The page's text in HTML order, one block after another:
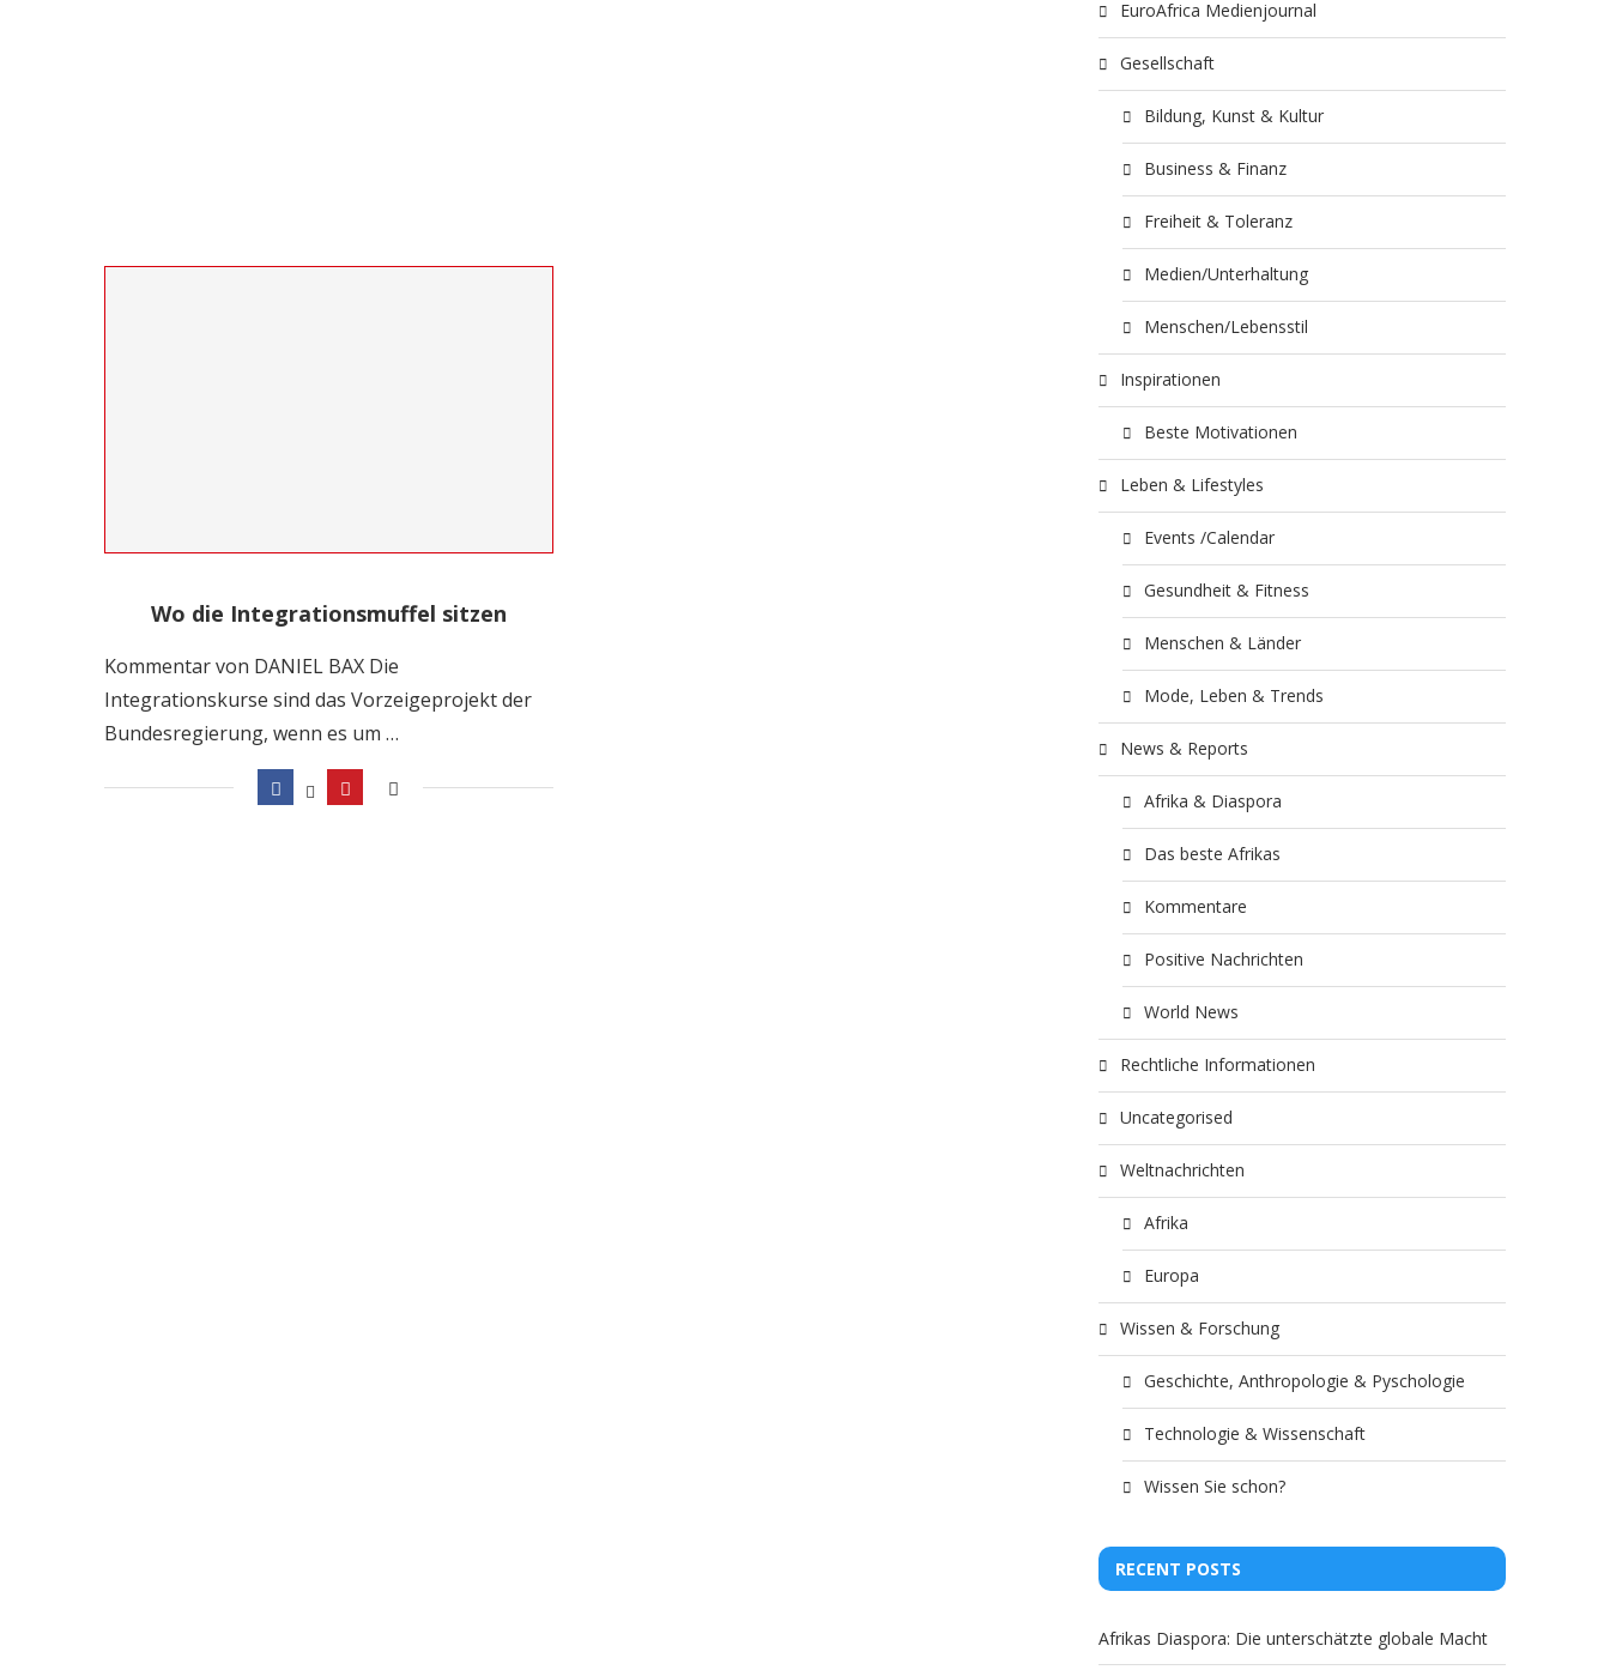
Wo die Integrationsmuffel sitzen
Kommentar von DANIEL BAX Die
Integrationskurse sind das Vorzeigeprojekt der
Bundesregierung, wenn es um …
EuroAfrica Medienjournal
Gesellschaft
Bildung, Kunst & Kultur
Business & Finanz
Freiheit & Toleranz
Medien/Unterhaltung
Menschen/Lebensstil
Inspirationen
Beste Motivationen
Leben & Lifestyles
Events /Calendar
Gesundheit & Fitness
Menschen & Länder
Mode, Leben & Trends
News & Reports
Afrika & Diaspora
Das beste Afrikas
Kommentare
Positive Nachrichten
World News
Rechtliche Informationen
Uncategorised
Weltnachrichten
Afrika
Europa
Wissen & Forschung
Geschichte, Anthropologie & Pyschologie
Technologie & Wissenschaft
Wissen Sie schon?
RECENT POSTS
Afrikas Diaspora: Die unterschätzte globale Macht